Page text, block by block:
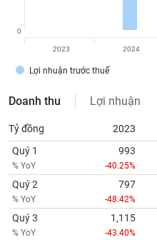
Lợi nhuận trước thuế
0
2023 2024
Doanh thu Lợi nhuận
Tỷ đồng 2023
Quý 1
% YoY
993
-40.25%
Quý 2
% YoY
797
-48.42%
Quý 3
% YoY
1,115
-43.40%